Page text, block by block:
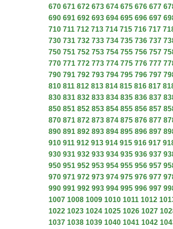
670 671 672 673 674 675 676 677
690 691 692 693 694 695 696 697
710 711 712 713 714 715 716 717
730 731 732 733 734 735 736 737
750 751 752 753 754 755 756 757
770 771 772 773 774 775 776 777
790 791 792 793 794 795 796 797
810 811 812 813 814 815 816 817
830 831 832 833 834 835 836 837
850 851 852 853 854 855 856 857
870 871 872 873 874 875 876 877
890 891 892 893 894 895 896 897
910 911 912 913 914 915 916 917
930 931 932 933 934 935 936 937
950 951 952 953 954 955 956 957
970 971 972 973 974 975 976 977
990 991 992 993 994 995 996 997
1007 1008 1009 1010 1011 1012
1022 1023 1024 1025 1026 1027
1037 1038 1039 1040 1041 1042